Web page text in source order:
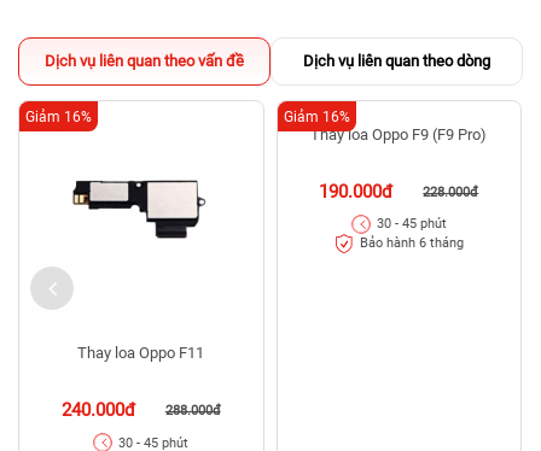
Dịch vụ liên quan theo vấn đề Dịch vụ liên quan theo dòng
Thay loa Oppo F11
240.000đ 288.000đ
Giảm 16%
30 - 45 phút
Thay loa Oppo F9 (F9 Pro)
190.000đ 228.000đ
Giảm 16%
30 - 45 phút
Bảo hành 6 tháng